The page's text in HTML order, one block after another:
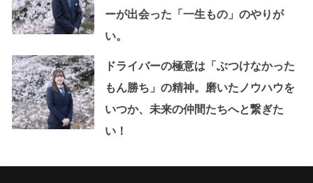
ーが出会った「一生もの」のやりが
い。
ドライバーの極意は「ぶつけなかった
もん勝ち」の精神。磨いたノウハウを
いつか、未来の仲間たちへと繋ぎた
い！